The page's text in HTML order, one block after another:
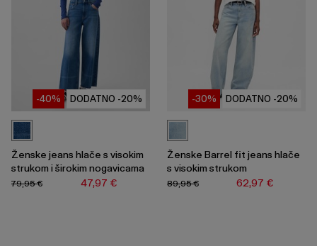
DODATNO -20%
-40%
Ženske jeans hlače s visokim
strukom i širokim nogavicama
47,97 €
79,95 €
DODATNO -20%
-30%
Ženske Barrel fit jeans hlače
s visokim strukom
62,97 €
89,95 €